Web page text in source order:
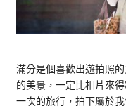
滿分是個喜歡出遊拍照
的美景，一定比相片來
一次的旅行，拍下屬於